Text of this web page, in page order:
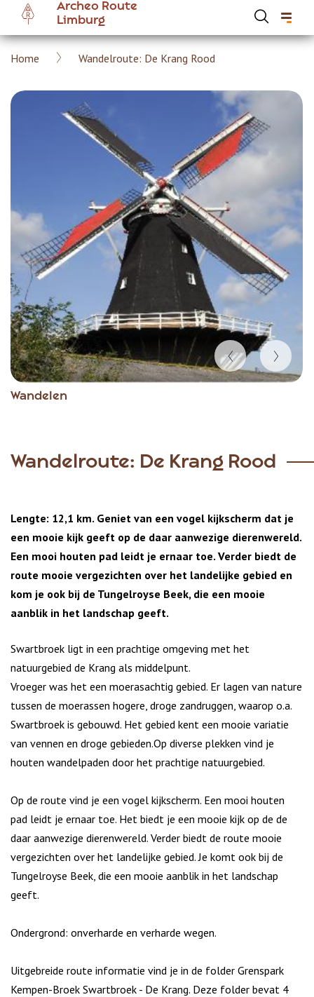
Overslaan
naar
gaan
Archeo Route
Limburg
Kruimelpad
Home Wandelroute: De Krang Rood
Wandelen
Item
Wandelroute: De Krang Rood
Lengte: 12,1 km. Geniet van een vogel kijkscherm dat je
een mooie kijk geeft op de daar aanwezige dierenwereld.
Een mooi houten pad leidt je ernaar toe. Verder biedt de
route mooie vergezichten over het landelijke gebied en
kom je ook bij de Tungelroyse Beek, die een mooie
aanblik in het landschap geeft.
Swartbroek ligt in een prachtige omgeving met het
natuurgebied de Krang als middelpunt.
Vroeger was het een moerasachtig gebied. Er lagen van nature
tussen de moerassen hogere, droge zandruggen, waarop o.a.
Swartbroek is gebouwd. Het gebied kent een mooie variatie
van vennen en droge gebieden.Op diverse plekken vind je
houten wandelpaden door het prachtige natuurgebied.
Op de route vind je een vogel kijkscherm. Een mooi houten
pad leidt je ernaar toe. Het biedt je een mooie kijk op de de
daar aanwezige dierenwereld. Verder biedt de route mooie
vergezichten over het landelijke gebied. Je komt ook bij de
Tungelroyse Beek, die een mooie aanblik in het landschap
geeft.
Ondergrond: onverharde en verharde wegen.
Uitgebreide route informatie vind je in de folder Grenspark
Kempen-Broek Swartbroek - De Krang. Deze folder bevat 4